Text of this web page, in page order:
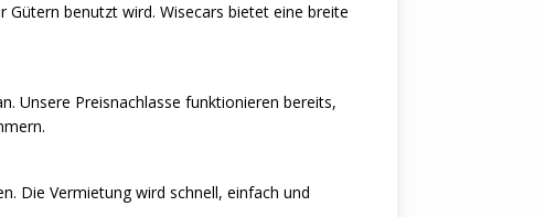
benutzt wird. Wisecars bietet eine breite
Unsere Preisnachlasse funktionieren bereits,
Die Vermietung wird schnell, einfach und